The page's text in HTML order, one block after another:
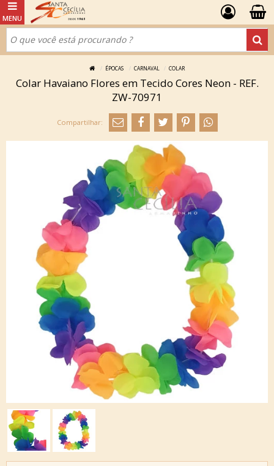
ÉPOCAS CARNAVAL COLAR
Colar Havaiano Flores em Tecido Cores Neon - REF.
ZW-70971